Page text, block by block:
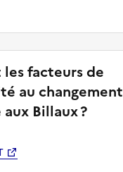
facteurs de
au changement
Billaux ?